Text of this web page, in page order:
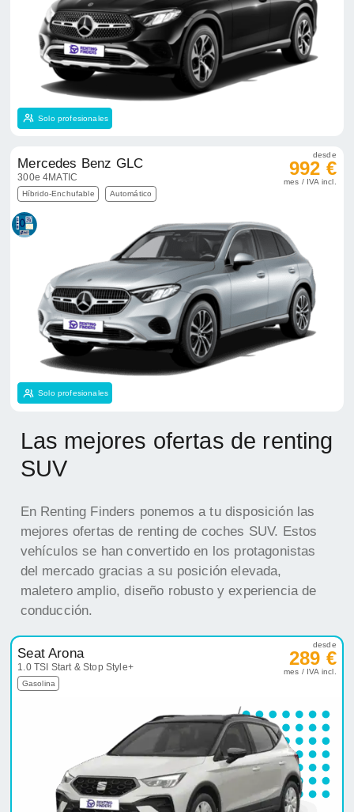
Solo profesionales
Mercedes Benz GLC
300e 4MATIC
Híbrido-Enchufable Automático
desde
992 €
mes / IVA incl.
Solo profesionales
Las mejores ofertas de renting
SUV
En Renting Finders ponemos a tu disposición las
mejores ofertas de renting de coches SUV. Estos
vehículos se han convertido en los protagonistas
del mercado gracias a su posición elevada,
maletero amplio, diseño robusto y experiencia de
conducción.
Seat Arona
1.0 TSI Start & Stop Style+
Gasolina
desde
289 €
mes / IVA incl.